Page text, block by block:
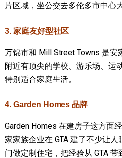
片区域，坐公交去多伦多市中心
3. 家庭友好型社区
万锦市和 Mill Street Towns 是安
附近有顶尖的学校、游乐场、运
特别适合家庭生活。
4. Garden Homes 品牌
Garden Homes 在建房子这方面
家家族企业在 GTA 建了不少让
门做定制住宅，把经验从 GTA 带